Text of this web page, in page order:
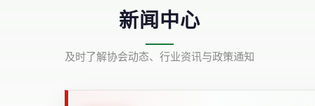
新闻中心
及时了解协会动态、行业资讯与政策通知